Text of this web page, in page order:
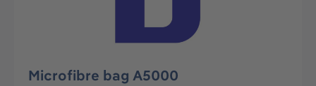
Microfibre bag A5000